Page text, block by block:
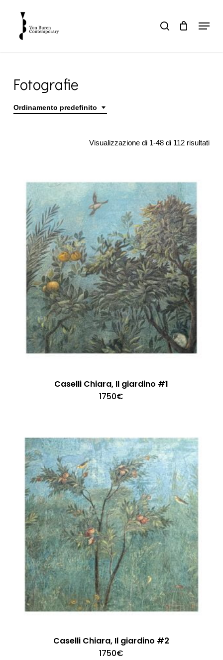
content
search Menu
Fotografie
Ordinamento predefinito
Visualizzazione di 1-48 di 112 risultati
Caselli Chiara, Il giardino #1
1750€
Caselli Chiara, Il giardino #2
1750€
Close